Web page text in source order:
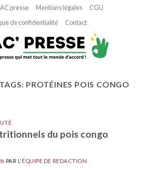
presse Mentions légales
CGU
de confidentialité
Contact
PROTÉINES POIS CONGO
du pois congo
PAR L'ÉQUIPE DE REDACTION